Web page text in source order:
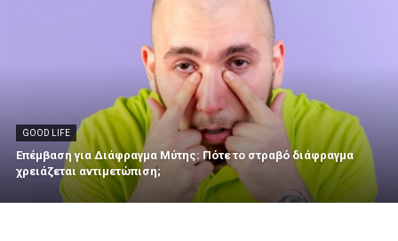
GOOD LIFE
Επέμβαση για Διάφραγμα Μύτης: Πότε το στραβό διάφραγμα
χρειάζεται αντιμετώπιση;